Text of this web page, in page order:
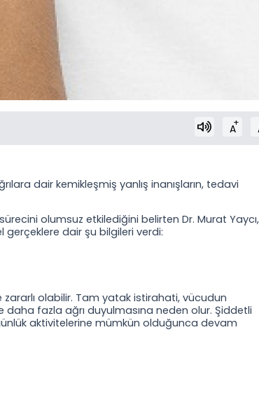
A+
dair kemikleşmiş yanlış inanışların, tedavi
olumsuz etkilediğini belirten Dr. Murat Yaycı,
dair şu bilgileri verdi:
zararlı olabilir. Tam yatak istirahati, vücudun
fazla ağrı duyulmasına neden olur. Şiddetli
aktivitelerine mümkün olduğunca devam